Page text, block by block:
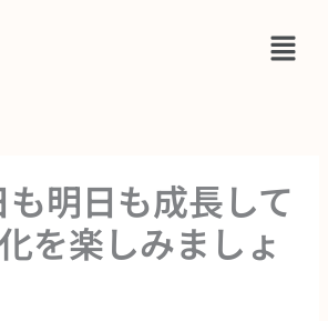
メ
ニ
明日も成長して
を楽しみましょ